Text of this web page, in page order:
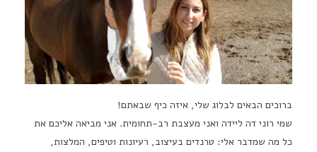
ברוכים הבאים לבלוג שלי, איזה כיף שבאתם!
שמי רוני דה ליידה ואני מעצבת רב-תחומית. אני מביאה אליכם את
כל מה שמדבר אלי: טרנדים בעיצוב, רעיונות וטיפים, המלצות,